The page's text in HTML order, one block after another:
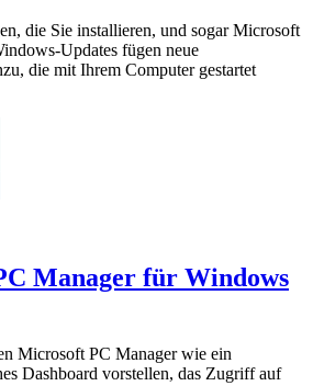
die Sie installieren, und sogar Microsoft
Updates fügen neue
die mit Ihrem Computer gestartet
Manager für Windows
Microsoft PC Manager wie ein
Dashboard vorstellen, das Zugriff auf